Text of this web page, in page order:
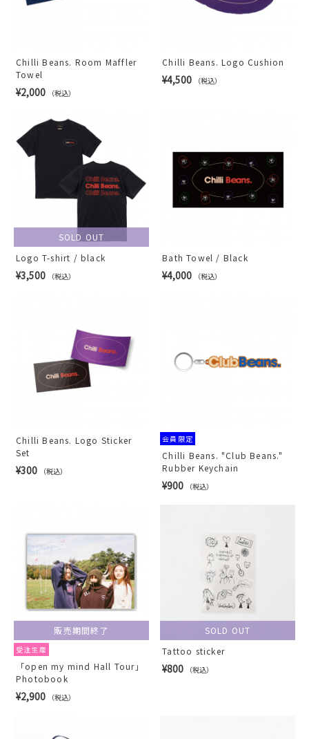
Chilli Beans. Room Maffler
Towel
¥2,000 （税込）
Chilli Beans. Logo Cushion
¥4,500 （税込）
SOLD OUT
Logo T-shirt / black
¥3,500 （税込）
Bath Towel / Black
¥4,000 （税込）
Chilli Beans. Logo Sticker
Set
¥300 （税込）
会員限定
Chilli Beans. "Club Beans."
Rubber Keychain
¥900 （税込）
販売期間終了
受注生産
「open my mind Hall Tour」
Photobook
¥2,900 （税込）
SOLD OUT
Tattoo sticker
¥800 （税込）